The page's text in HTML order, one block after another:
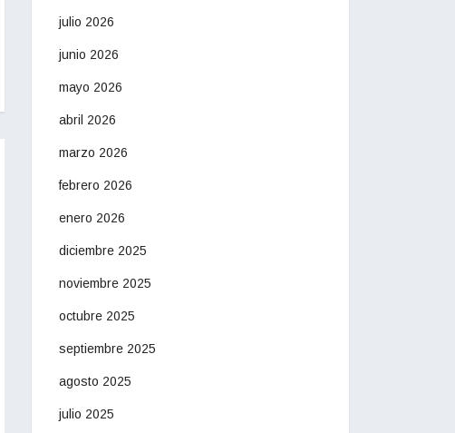
julio 2026
junio 2026
mayo 2026
abril 2026
marzo 2026
febrero 2026
enero 2026
diciembre 2025
noviembre 2025
octubre 2025
septiembre 2025
agosto 2025
julio 2025